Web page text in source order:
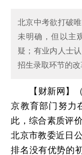
北京中考欲打破
未明确，但以主
疑；有业内人士
招生录取环节的
【财新网】
京教育部门努力
此，综合素质评
北京市教委近日
排名没有优势的